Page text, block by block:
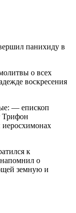
панихиду в
о всех
воскресения
— епископ
Трифон
иеросхимонах
к
о
земную и